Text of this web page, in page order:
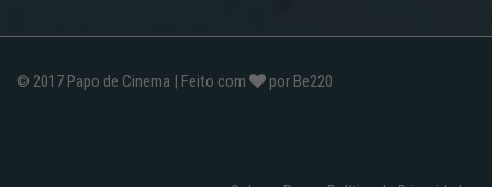
© 2017 Papo de Cinema | Feito com por Be220